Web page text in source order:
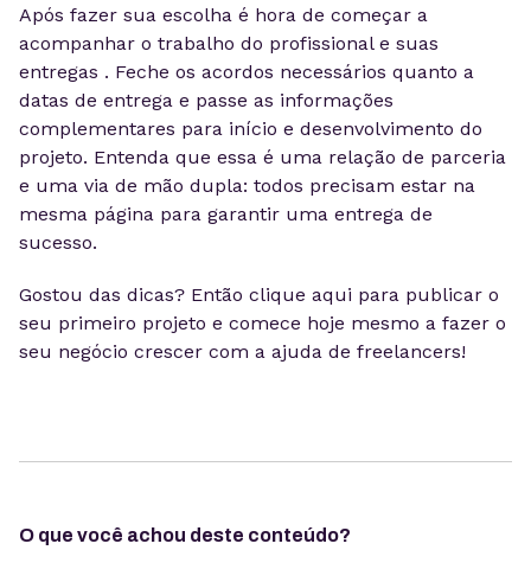
Após fazer sua escolha é hora de começar a
acompanhar o trabalho do profissional e suas
entregas . Feche os acordos necessários quanto a
datas de entrega e passe as informações
complementares para início e desenvolvimento do
projeto. Entenda que essa é uma relação de parceria
e uma via de mão dupla: todos precisam estar na
mesma página para garantir uma entrega de
sucesso.
Gostou das dicas? Então clique aqui para publicar o
seu primeiro projeto e comece hoje mesmo a fazer o
seu negócio crescer com a ajuda de freelancers!
O que você achou deste conteúdo?